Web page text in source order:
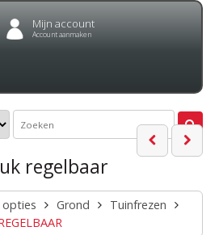
Mijn account
Account aanmaken
regelbaar
opties Grond
Tuinfrezen